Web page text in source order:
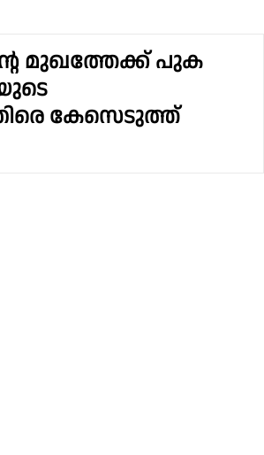
മുഖത്തേക്ക് പുക
കേസെടുത്ത്